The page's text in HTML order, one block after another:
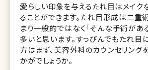
愛らしい印象を与えるたれ目はメイク
ることができます。たれ目形成は二重
まり一般的ではなく「そんな手術があ
多いと思います。すっぴんでもたれ目
方はまず、美容外科のカウンセリング
かがでしょうか。